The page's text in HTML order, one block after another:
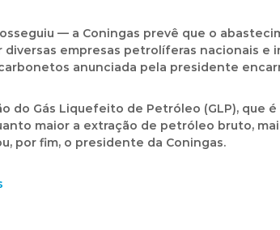
— a Coningas prevê que o
diversas empresas petrolíferas nacionais
anunciada pela presidente
do Gás Liquefeito de Petróleo (GLP),
maior a extração de petróleo bruto,
por fim, o presidente da Coningas.